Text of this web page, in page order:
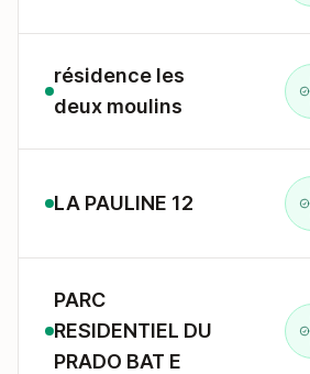
résidence les
deux moulins
LA PAULINE 12
PARC
RESIDENTIEL DU
PRADO BAT E